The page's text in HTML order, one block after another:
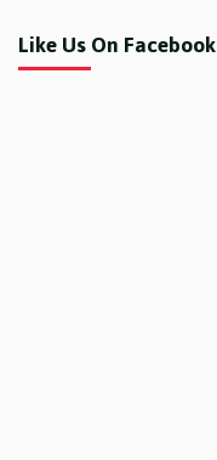
Like Us On Facebook